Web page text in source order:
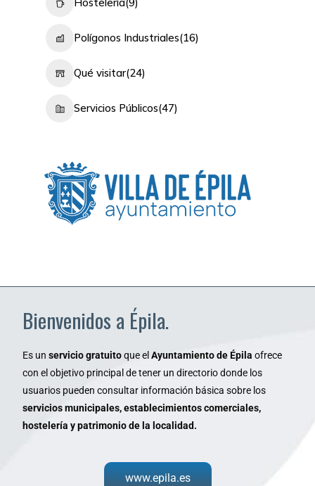
Polígonos Industriales(16)
Qué visitar(24)
Servicios Públicos(47)
Bienvenidos a Épila.
Es un servicio gratuitoque el Ayuntamiento de Épila ofrece
con el objetivo principal de tener un directorio donde los
usuarios pueden consultar información básica sobre los
servicios municipales, establecimientos comerciales,
hostelería y patrimonio de la localidad.
www.epila.es